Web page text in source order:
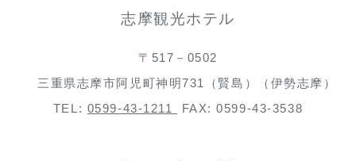
志摩観光ホテル
〒517－0502
三重県志摩市阿児町神明731（賢島）（伊勢志摩）
TEL: 0599-43-1211 FAX: 0599-43-3538